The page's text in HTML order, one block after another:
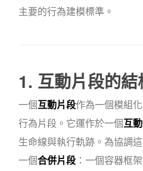
主要的行為建模標準。
1. 互動片段的結
一個互動片段作為一個模組
行為片段。它運作於一個互
生命線與執行軌跡。為協調
一個合併片段 ：一個容器框